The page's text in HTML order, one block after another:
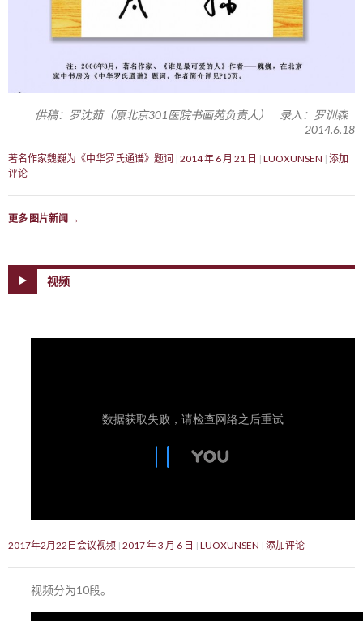
供稿：罗沈茹（原北京301医院书画苑负责人） 录入：罗训森
2014.6.18
著名作家魏巍为《中华罗氏通谱》题词 2014 年 6 月 21 日 LUOXUNSEN 添加
评论
更多 图片新闻 →
视频
2017年2月22日会议视频 2017 年 3 月 6 日 LUOXUNSEN 添加评论
视频分为10段。